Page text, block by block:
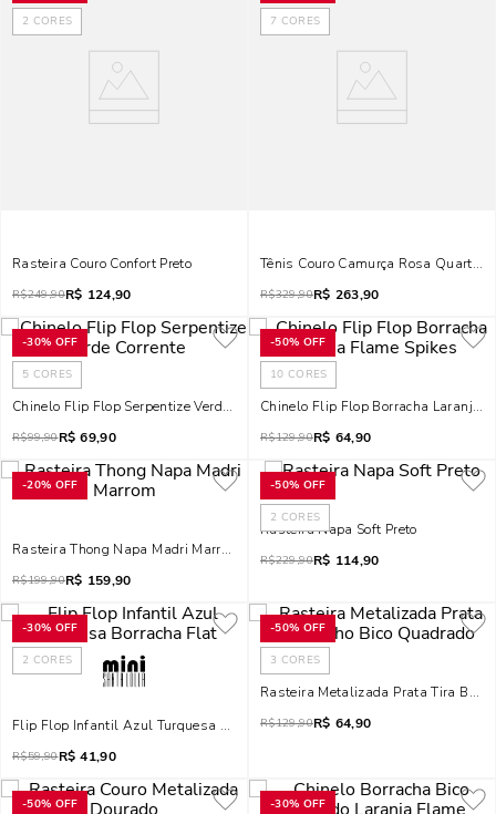
2 CORES
Rasteira Couro Confort Preto
R$249,90R$ 124,90
7 CORES
Tênis Couro Camurça Rosa Quartzo
R$329,90R$ 263,90
-30% OFF
5 CORES
Chinelo Flip Flop Serpentize Verde Corrente
R$99,90R$ 69,90
-50% OFF
10 CORES
Chinelo Flip Flop Borracha Laranja
R$129,90R$ 64,90
-20% OFF
Rasteira Thong Napa Madri Marrom
R$199,90R$ 159,90
-50% OFF
2 CORES
Rasteira Napa Soft Preto
R$229,90R$ 114,90
-30% OFF
2 CORES
Flip Flop Infantil Azul Turquesa Borracha Flat
R$59,90R$ 41,90
-50% OFF
3 CORES
Rasteira Metalizada Prata Tira
R$129,90R$ 64,90
-50% OFF -30% OFF